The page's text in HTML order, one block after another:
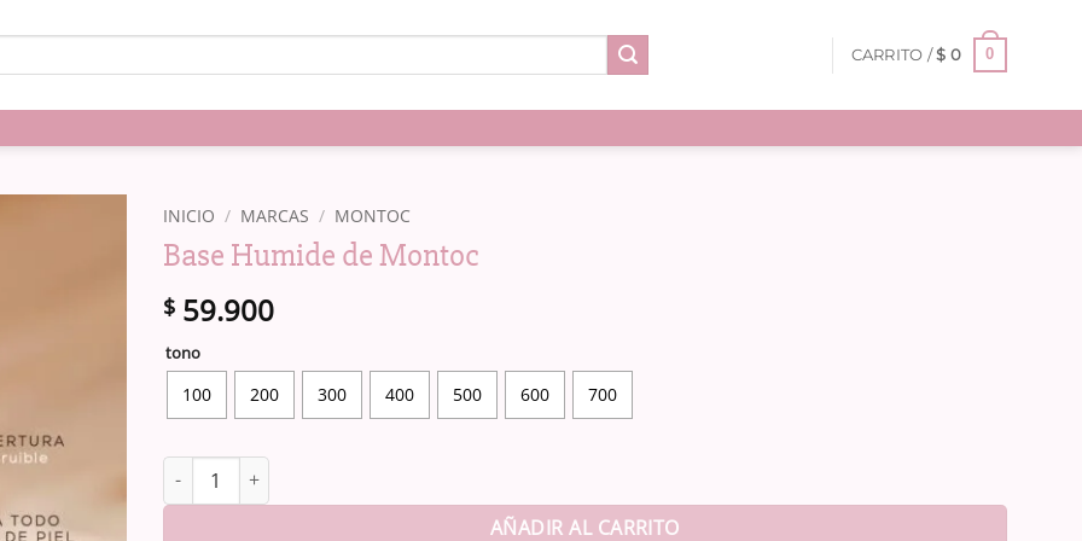
CARRITO /$ 0 0
INICIO / MARCAS / MONTOC
Base Humide de Montoc
$59.900
tono
100 200 300 400 500 600 700
Base Humide de Montoc cantidad
AÑADIR AL CARRITO